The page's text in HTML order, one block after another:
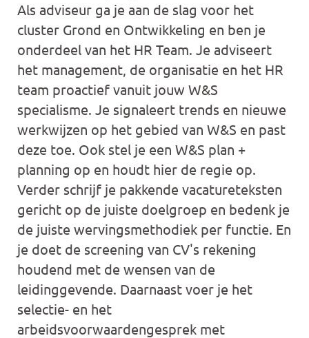
Als adviseur ga je aan de slag voor het
cluster Grond en Ontwikkeling en ben je
onderdeel van het HR Team. Je adviseert
het management, de organisatie en het HR
team proactief vanuit jouw W&S
specialisme. Je signaleert trends en nieuwe
werkwijzen op het gebied van W&S en past
deze toe. Ook stel je een W&S plan +
planning op en houdt hier de regie op.
Verder schrijf je pakkende vacatureteksten
gericht op de juiste doelgroep en bedenk je
de juiste wervingsmethodiek per functie. En
je doet de screening van CV's rekening
houdend met de wensen van de
leidinggevende. Daarnaast voer je het
selectie- en het
arbeidsvoorwaardengesprek met